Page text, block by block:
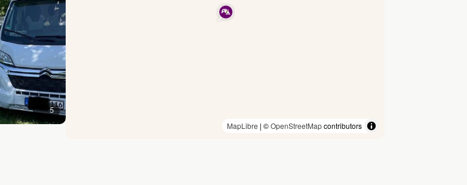
5
MapLibre | ©OpenStreetMapcontributors